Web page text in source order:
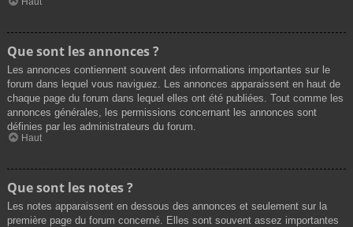
Que sont les annonces ?
Les annonces contiennent souvent des informations importantes sur le
forum dans lequel vous naviguez. Les annonces apparaissent en haut de
chaque page du forum dans lequel elles ont été publiées. Tout comme les
annonces générales, les permissions concernant les annonces sont
définies par les administrateurs du forum.
Haut
Que sont les notes ?
Les notes apparaissent en dessous des annonces et seulement sur la
première page du forum concerné. Elles sont souvent assez importantes